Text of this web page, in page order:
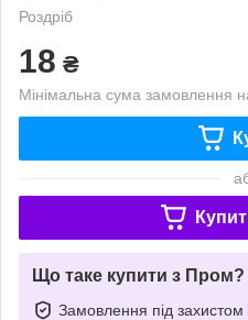
Роздріб
18 ₴
Мінімальна сума замовлення
Що таке купити з Пром?
Замовлення під захистом